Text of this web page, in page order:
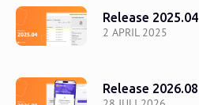
2 APRIL 2025
Release 2025.04
Release 2026.08